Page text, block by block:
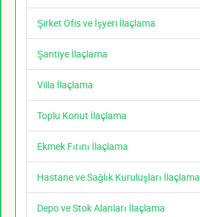
Şirket Ofis ve İşyeri İlaçlama
Şantiye İlaçlama
Villa İlaçlama
Toplu Konut İlaçlama
Ekmek Fırını İlaçlama
Hastane ve Sağlık Kuruluşları İlaçlama
Depo ve Stok Alanları İlaçlama